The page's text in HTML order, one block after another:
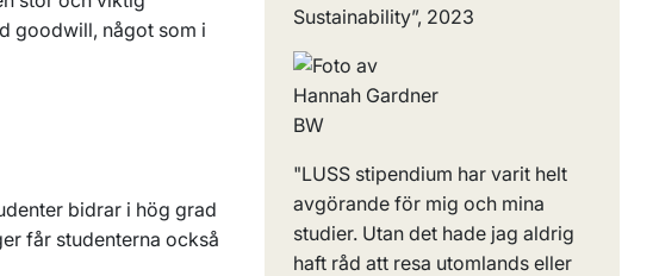
goodwill, något som i
bidrar i hög grad
får studenterna också
Sustainability”, 2023
"LUSS stipendium har varit helt
avgörande för mig och mina
studier. Utan det hade jag aldrig
haft råd att resa utomlands eller